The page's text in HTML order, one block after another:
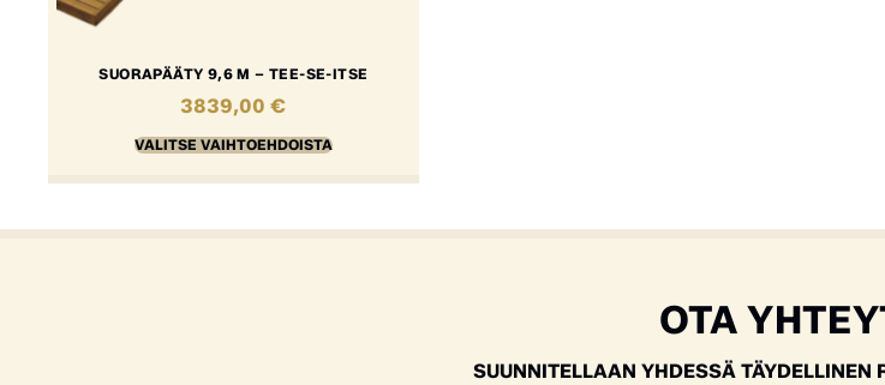
SUORAPÄÄTY 9,6 M – TEE-SE-ITSE
3839,00€
VALITSE VAIHTOEHDOISTA
OTA
SUUNNITELLAAN YHDESSÄ TÄYDELLINEN